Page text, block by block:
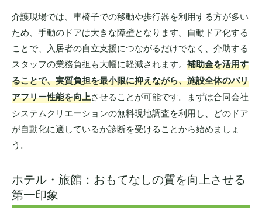
介護現場では、車椅子での移動や歩行器を利用する方が多い
ため、手動のドアは大きな障壁となります。自動ドア化する
ことで、入居者の自立支援につながるだけでなく、介助する
スタッフの業務負担も大幅に軽減されます。 補助金を活用す
ることで、実質負担を最小限に抑えながら、施設全体のバリ
アフリー性能を向上させることが可能です。まずは合同会社
システムクリエーションの無料現地調査を利用し、どのドア
が自動化に適しているか診断を受けることから始めましょ
う。
ホテル・旅館：おもてなしの質を向上させる
第一印象